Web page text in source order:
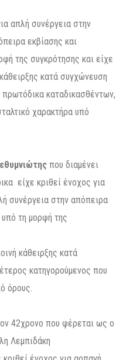
απλή συνέργεια στην
εκβίασης και
της συγκρότησης και είχε
κατά συγχώνευση
καταδικασθέντων,
χαρακτήρα υπό
που διαμένει
είχε κριθεί ένοχος για
συνέργεια στην απόπειρα
τη μορφή της
κάθειρξης κατά
κατηγορούμενος που
όρους.
42χρονο που φέρεται ως ο
Λεμπιδάκη